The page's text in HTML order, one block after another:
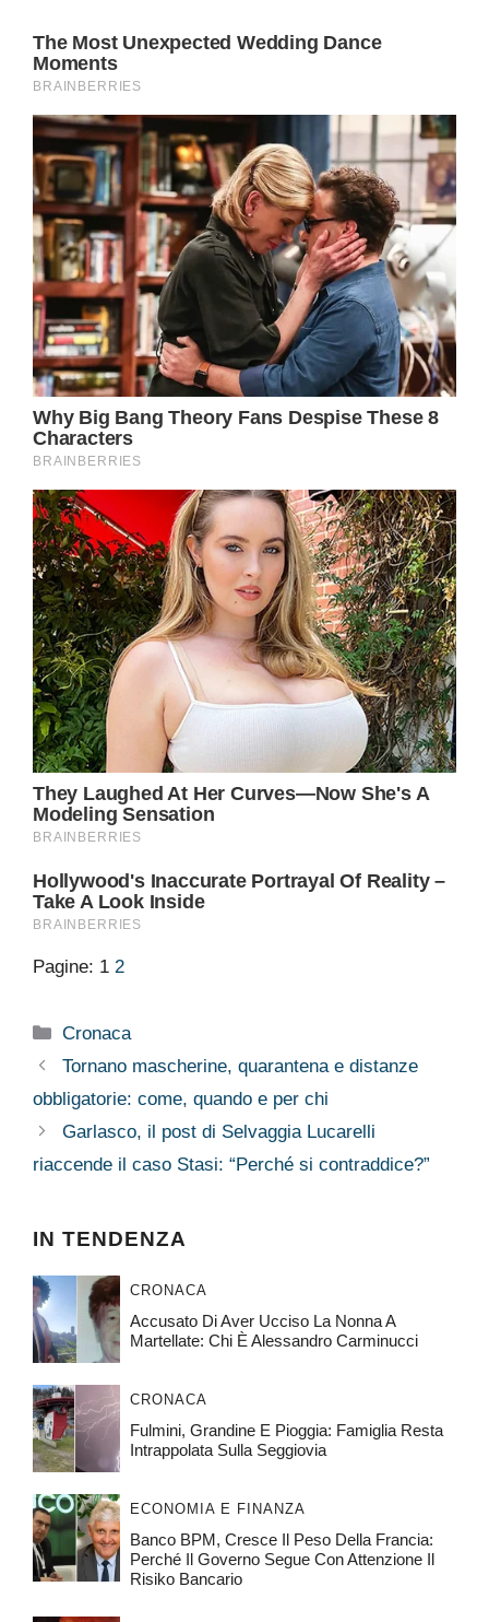
Pagine: 1 2
Categorie
Cronaca
Tornano mascherine, quarantena e distanze
obbligatorie: come, quando e per chi
Garlasco, il post di Selvaggia Lucarelli
riaccende il caso Stasi: “Perché si contraddice?”
IN TENDENZA
CRONACA
Accusato Di Aver Ucciso La Nonna A
Martellate: Chi È Alessandro Carminucci
CRONACA
Fulmini, Grandine E Pioggia: Famiglia Resta
Intrappolata Sulla Seggiovia
ECONOMIA E FINANZA
Banco BPM, Cresce Il Peso Della Francia:
Perché Il Governo Segue Con Attenzione Il
Risiko Bancario